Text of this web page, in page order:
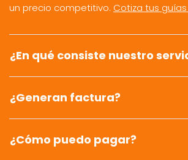
un precio competitivo. Cotiza tus
¿En qué consiste nuestro
¿Generan factura?
¿Cómo puedo pagar?